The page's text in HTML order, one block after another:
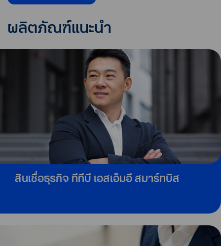
ผลิตภัณฑ์แนะนำ
สินเชื่อธุรกิจ ทีทีบี เอสเอ็มอี สมาร์ทบิส